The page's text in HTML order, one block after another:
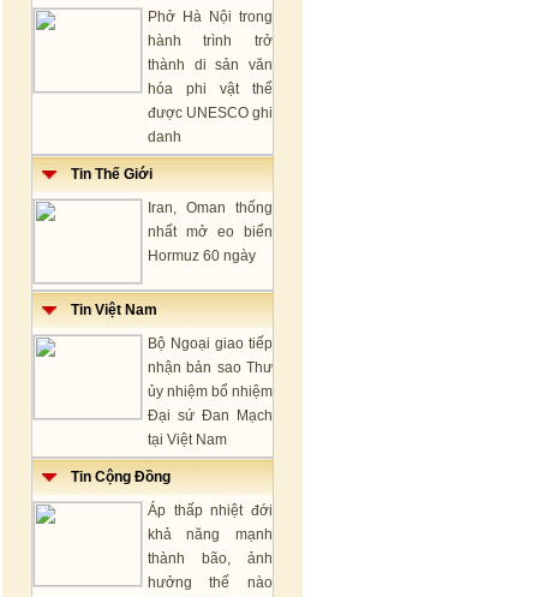
Phở Hà Nội trong
hành trình trở
thành di sản văn
hóa phi vật thể
được UNESCO ghi
danh
Tin Thế Giới
Iran, Oman thống
nhất mở eo biển
Hormuz 60 ngày
Tin Việt Nam
Bộ Ngoại giao tiếp
nhận bản sao Thư
ủy nhiệm bổ nhiệm
Đại sứ Đan Mạch
tại Việt Nam
Tin Cộng Đồng
Áp thấp nhiệt đới
khả năng mạnh
thành bão, ảnh
hưởng thế nào